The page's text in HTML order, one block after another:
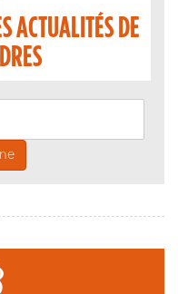
ACTUALITÉS DE